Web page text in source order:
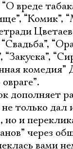
вреде
“Комик”,
“Закуска”,
комедия”
дополняет
только дал
но и
через
вами